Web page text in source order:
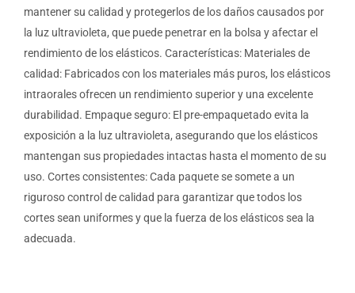
mantener su calidad y protegerlos de los daños causados por
la luz ultravioleta, que puede penetrar en la bolsa y afectar el
rendimiento de los elásticos. Características: Materiales de
calidad: Fabricados con los materiales más puros, los elásticos
intraorales ofrecen un rendimiento superior y una excelente
durabilidad. Empaque seguro: El pre-empaquetado evita la
exposición a la luz ultravioleta, asegurando que los elásticos
mantengan sus propiedades intactas hasta el momento de su
uso. Cortes consistentes: Cada paquete se somete a un
riguroso control de calidad para garantizar que todos los
cortes sean uniformes y que la fuerza de los elásticos sea la
adecuada.